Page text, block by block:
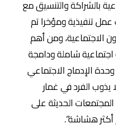
بالشراكة والتنسيق مع
عمل تنفيذية ومؤخرا تم
الاجتماعية، ومن أهم
اجتماعية شاملة ودامجة
الإدماج الاجتماعي
يذوب الفرد في غمار
المجتمعات الحديثة على
هشاشة”.